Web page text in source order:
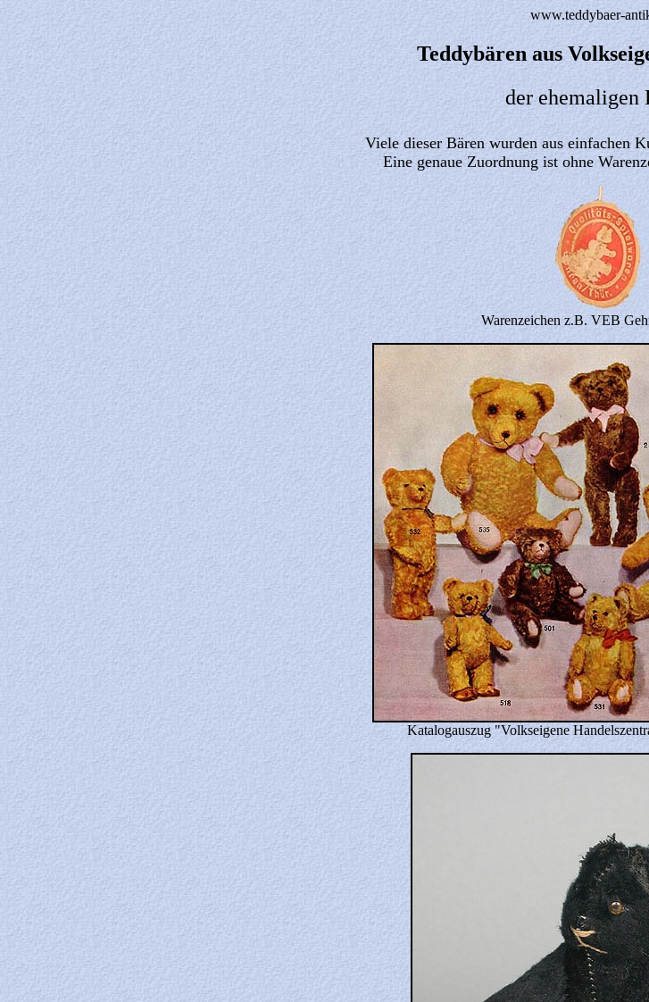
www.teddybaer-
Teddybären aus
der ehemaligen
Viele dieser Bären wurden aus einfachen
Eine genaue Zuordnung ist ohne
Warenzeichen z.B. VEB
Katalogauszug "Volkseigene